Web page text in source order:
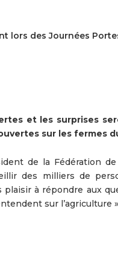
lors des Journées
et les surprises
sur les fermes
de la Fédération
des milliers de
à répondre aux
sur l’agriculture